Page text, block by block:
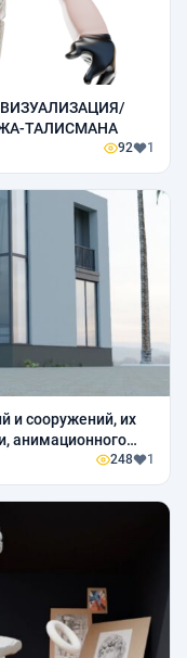
ТАЛИСМАНА
92 1
и сооружений, их
анимационного
248 1